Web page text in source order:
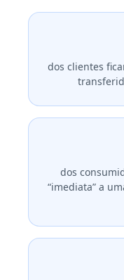
dos clientes
dos
“imediata” a